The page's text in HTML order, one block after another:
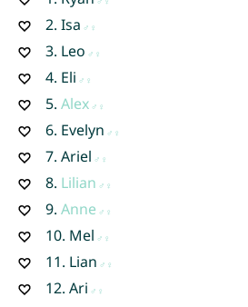
2. Isa
3. Leo
4. Eli
5. Alex
6. Evelyn
7. Ariel
8. Lilian
9. Anne
10. Mel
11. Lian
12. Ari